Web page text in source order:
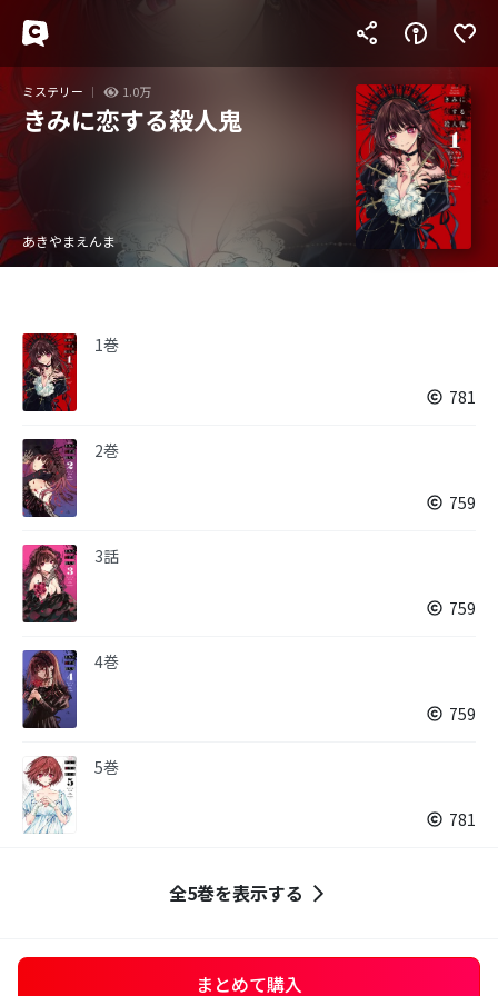
ミステリー 1.0万
きみに恋する殺人鬼
あきやまえんま
1巻
781
2巻
759
3話
759
4巻
759
5巻
781
全5巻を表示する
まとめて購入